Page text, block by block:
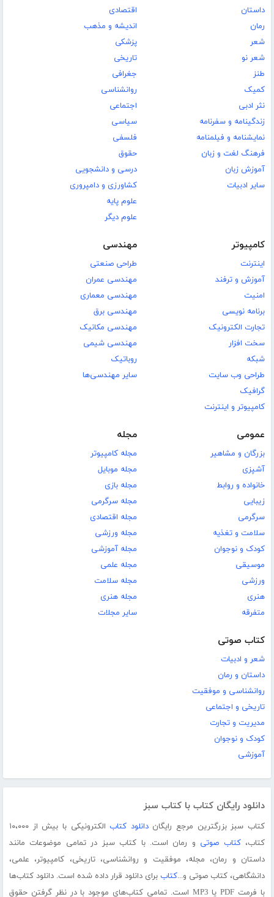
داستان
رمان
شعر
شعر نو
طنز
کمیک
نثر ادبی
زندگینامه و سفرنامه
نمایشنامه و فیلمنامه
فرهنگ لغت و زبان
آموزش زبان
سایر ادبیات
اقتصادی
اندیشه و مذهب
پزشکی
تاریخی
جغرافی
روانشناسی
اجتماعی
سیاسی
فلسفی
حقوق
درسی و دانشجویی
کشاورزی و دامپروری
علوم پایه
علوم دیگر
کامپیوتر
اینترنت
آموزش و ترفند
امنیت
برنامه نویسی
تجارت الکترونیک
سخت افزار
شبکه
طراحی وب سایت
گرافیک
کامپیوتر و اینترنت
مهندسی
طراحی صنعتی
مهندسی عمران
مهندسی معماری
مهندسی برق
مهندسی مکانیک
مهندسی شیمی
روباتیک
سایر مهندسی‌ها
عمومی
بزرگان و مشاهیر
آشپزی
خانواده و روابط
زیبایی
سرگرمی
سلامت و تغذیه
کودک و نوجوان
موسیقی
ورزشی
هنری
متفرقه
مجله
مجله کامپیوتر
مجله موبایل
مجله بازی
مجله سرگرمی
مجله اقتصادی
مجله ورزشی
مجله آموزشی
مجله علمی
مجله سلامت
مجله هنری
سایر مجلات
کتاب صوتی
شعر و ادبیات
داستان و رمان
روانشناسی و موفقیت
تاریخی و اجتماعی
مدیریت و تجارت
کودک و نوجوان
آموزشی
دانلود رایگان کتاب با کتاب سبز
کتاب سبز بزرگترین مرجع رایگاندانلود کتاب
الکترونیکی با بیش از ۱۰،۰۰۰
کتاب،کتاب صوتی و رمان است. با کتاب سبز در تمامی موضوعات مانند
داستان و رمان، مجله، موفقیت و روانشناسی، تاریخی، کامپیوتر، علمی،
دانشگاهی، کتاب صوتی و...کتاب برای دانلود قرار داده شده است. دانلود کتاب‌ها
با فرمت PDF یا MP3 است. تمامی کتاب‌های موجود با در نظر گرفتن حقوق